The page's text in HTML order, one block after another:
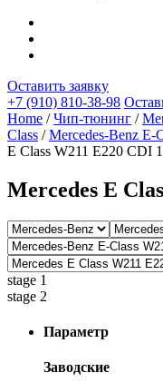
Оставить заявку
+7 (910) 810-38-98
Home /Чип-тюнинг /
Class /Mercedes-Benz E-
E Class W211 E220 CDI
Mercedes E
stage 1
stage 2
Параметр
Заводские